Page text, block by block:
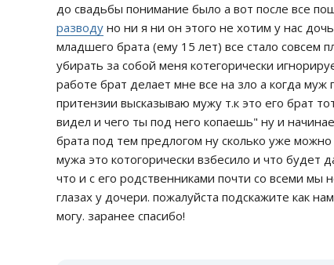
до свадьбы понимание было а вот после все
разводу но ни я ни он этого не хотим у нас
младшего брата (ему 15 лет) все стало совсем
убирать за собой меня котегорически
работе брат делает мне все на зло а когда
притензии высказываю мужу т.к это его брат
видел и чего ты под него копаешь" ну и
брата под тем предлогом ну сколько уже
мужа это котогорически взбесило и что
что и с его родственниками почти со всеми
глазах у дочери. пожалуйста подскажите как
могу. заранее спасибо!